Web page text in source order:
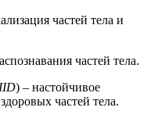
частей тела и
частей тела.
) – настойчивое
частей тела.